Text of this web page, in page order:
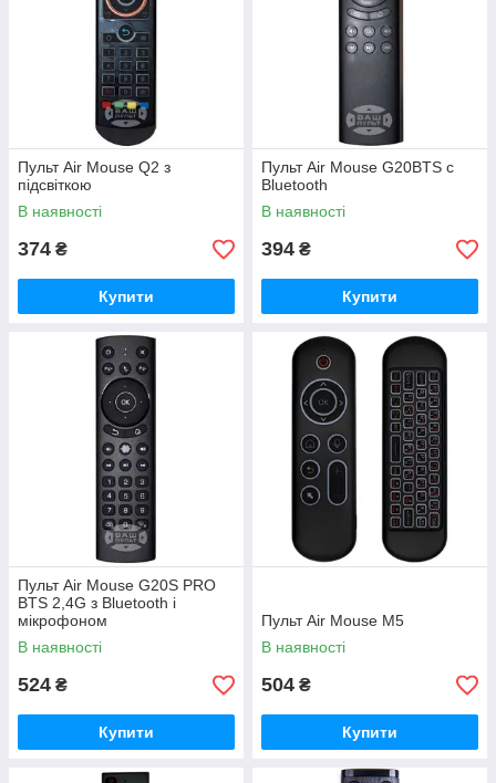
Пульт Air Mouse Q2 з
підсвіткою
В наявності
374 ₴
Купити
Пульт Air Mouse G20BTS с
Bluetooth
В наявності
394 ₴
Купити
Пульт Air Mouse G20S PRO
BTS 2,4G з Bluetooth і
мікрофоном
В наявності
524 ₴
Купити
Пульт Air Mouse M5
В наявності
504 ₴
Купити